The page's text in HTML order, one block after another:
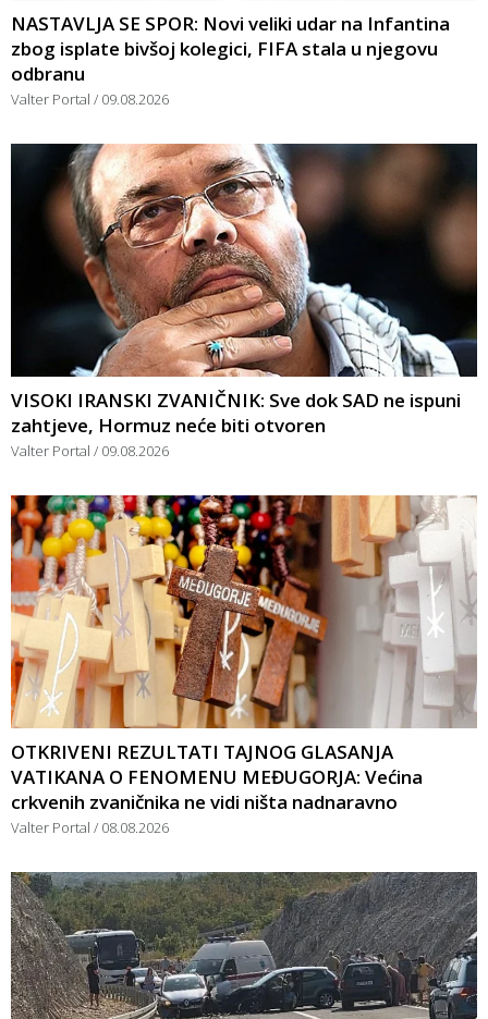
NASTAVLJA SE SPOR: Novi veliki udar na Infantina
zbog isplate bivšoj kolegici, FIFA stala u njegovu
odbranu
Valter Portal 09.08.2026
VISOKI IRANSKI ZVANIČNIK: Sve dok SAD ne ispuni
zahtjeve, Hormuz neće biti otvoren
Valter Portal 09.08.2026
OTKRIVENI REZULTATI TAJNOG GLASANJA
VATIKANA O FENOMENU MEĐUGORJA: Većina
crkvenih zvaničnika ne vidi ništa nadnaravno
Valter Portal 08.08.2026